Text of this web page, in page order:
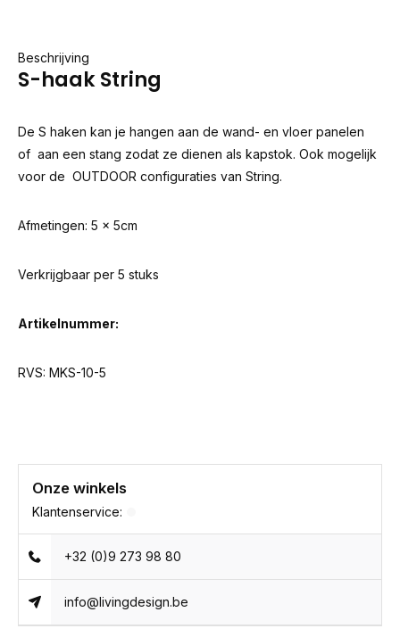
Beschrijving
S-haak String
De S haken kan je hangen aan de wand- en vloer panelen
of aan een stang zodat ze dienen als kapstok. Ook mogelijk
voor de OUTDOOR configuraties van String.
Afmetingen: 5 x 5cm
Verkrijgbaar per 5 stuks
Artikelnummer:
RVS: MKS-10-5
Onze winkels
Klantenservice:
+32 (0)9 273 98 80
info@livingdesign.be